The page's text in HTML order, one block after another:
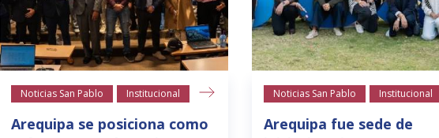
Noticias San Pablo Institucional
Arequipa se posiciona como
Noticias San Pablo Institucional
Arequipa fue sede de